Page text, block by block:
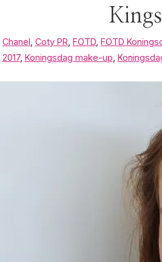
Chanel Coty PR FOTD FOTD
2017, Koningsdag make-up